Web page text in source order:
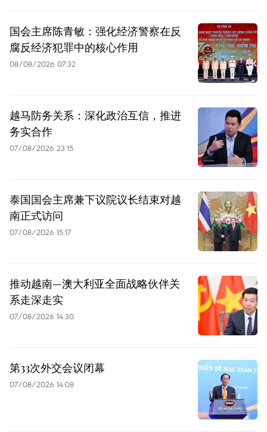
国会主席陈青敏：强化经济警察在反
腐反经济犯罪中的核心作用
08/08/2026 07:32
越马防务关系：深化政治互信，推进
务实合作
07/08/2026 23:15
泰国国会主席兼下议院议长结束对越
南正式访问
07/08/2026 15:17
推动越南—澳大利亚全面战略伙伴关
系走深走实
07/08/2026 14:30
第33次外交会议闭幕
07/08/2026 14:08